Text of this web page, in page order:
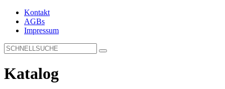
Kontakt
AGBs
Impressum
Katalog